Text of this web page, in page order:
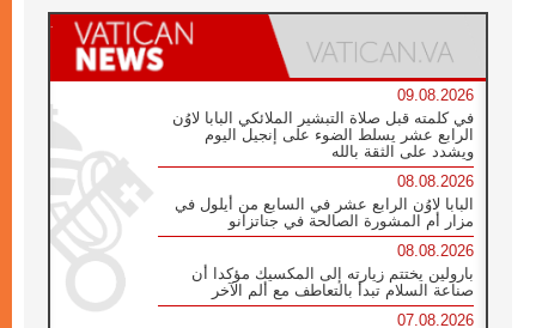
09.08.2026
في كلمته قبل صلاة التبشير الملائكي البابا لاوُن
الرابع عشر يسلط الضوء على إنجيل اليوم
ويشدد على الثقة بالله
08.08.2026
البابا لاوُن الرابع عشر في السابع من أيلول في
مزار أم المشورة الصالحة في جناتزانو
08.08.2026
بارولين يختتم زيارته إلى المكسيك مؤكدا أن
صناعة السلام تبدأ بالتعاطف مع ألم الآخر
07.08.2026